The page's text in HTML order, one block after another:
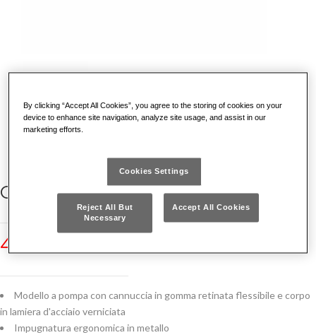
OLIATORI
420
Modello a pompa con cannuccia in gomma retinata flessibile e corpo
in lamiera d'acciaio verniciata
Impugnatura ergonomica in metallo
By clicking “Accept All Cookies”, you agree to the storing of cookies on your
device to enhance site navigation, analyze site usage, and assist in our
marketing efforts.
Cookies Settings
Reject All But
Necessary
Accept All Cookies